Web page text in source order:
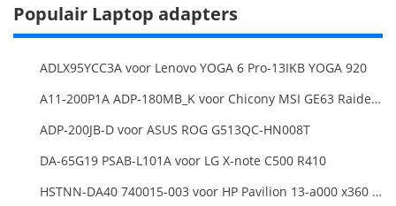
Populair Laptop adapters
ADLX95YCC3A voor Lenovo YOGA 6 Pro-13IKB YOGA 920
A11-200P1A ADP-180MB_K voor Chicony MSI GE63 Raider RGB 8RE-012US
ADP-200JB-D voor ASUS ROG G513QC-HN008T
DA-65G19 PSAB-L101A voor LG X-note C500 R410
HSTNN-DA40 740015-003 voor HP Pavilion 13-a000 x360 11-h000 x2 Series 19.5v 45w 2.31a Blue Charger+Cord